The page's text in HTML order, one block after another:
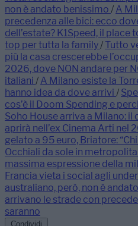
non è andato benissimo / A
precedenza alle bici: ecco
dell’estate? K1Speed, il
top per tutta la family/ Tutto
più la casa crescerebbe
2026, dove NON andare per
italiani / A Milano esiste la
hanno idea da dove arrivi /
cos’è il Doom Spending e
Soho House arriva a Milano:
aprirà nell’ex Cinema Arti nel
gelato a 95 euro, Briatore:
Occhiali da sole in
massima espressione della
Francia vieta i social agli
australiano, però, non è
arrivano le strade con
saranno
Condividi